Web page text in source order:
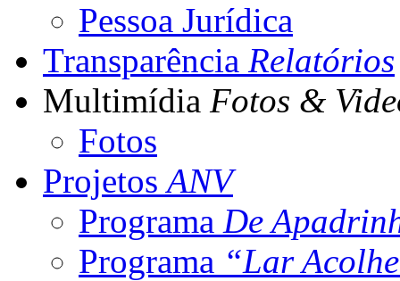
Pessoa Jurídica
Transparência Relatórios
Multimídia Fotos &
Fotos
ProjetosANV
Programa De
Programa “Lar